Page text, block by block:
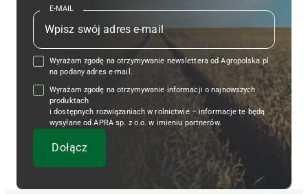
E-MAIL
Wyrażam zgodę na otrzymywanie newslettera od Agropolska.pl
na podany adres e-mail.
Wyrażam zgodę na otrzymywanie informacji o najnowszych
produktach
i dostępnych rozwiązaniach w rolnictwie – informacje te będą
wysyłane od APRA sp. z o.o. w imieniu partnerów.